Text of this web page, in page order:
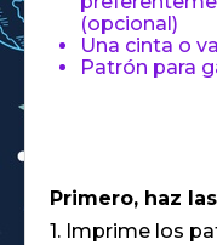
(opcional)
Una cinta o
Patrón para
Primero, haz
1. Imprime los